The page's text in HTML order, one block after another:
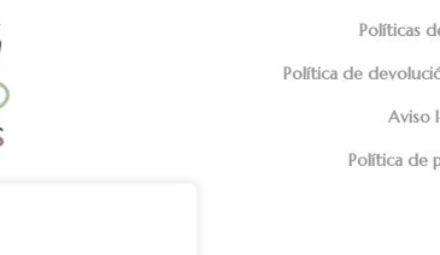
Políticas
Política de
Aviso
Política de